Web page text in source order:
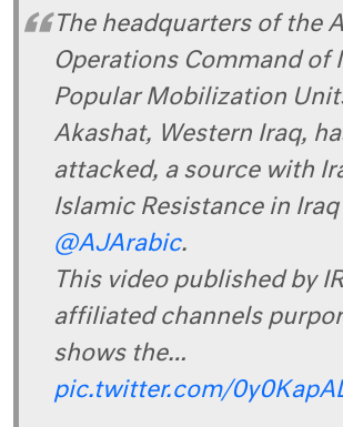
The headquarters of the
Operations Command of
Popular Mobilization
Akashat, Western Iraq,
attacked, a source with
Islamic Resistance in
@AJArabic.
This video published by
affiliated channels
shows the…
pic.twitter.com/